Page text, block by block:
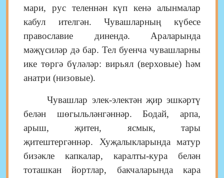
мари, рус теленнән күп кенә алынмалар
кабул ителгән.
Чувашларның күбесе
православие динендә.
Араларында
мәҗүсиләр дә бар. Тел буенча чувашларны
ике төргә бүләләр: вирьял (верховые) һәм
анатри (низовые).
Чувашлар элек-электән җир эшкәртү
белән шөгыльләнгәннәр. Бодай, арпа,
арыш, җитен, ясмык, тары
җитештергәннәр. Хуҗалыкларында матур
бизәкле капкалар, каралты-кура белән
тоташкан йортлар, бакчаларында кара